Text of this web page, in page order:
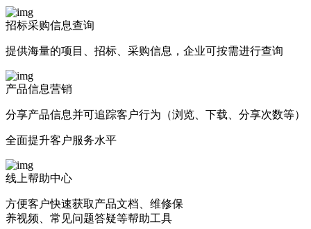
招标采购信息查询
提供海量的项目、招标、采购信息，企业可按需进行查询
产品信息营销
分享产品信息并可追踪客户行为（浏览、下载、分享次数等）
全面提升客户服务水平
线上帮助中心
方便客户快速获取产品文档、维修保
养视频、常见问题答疑等帮助工具